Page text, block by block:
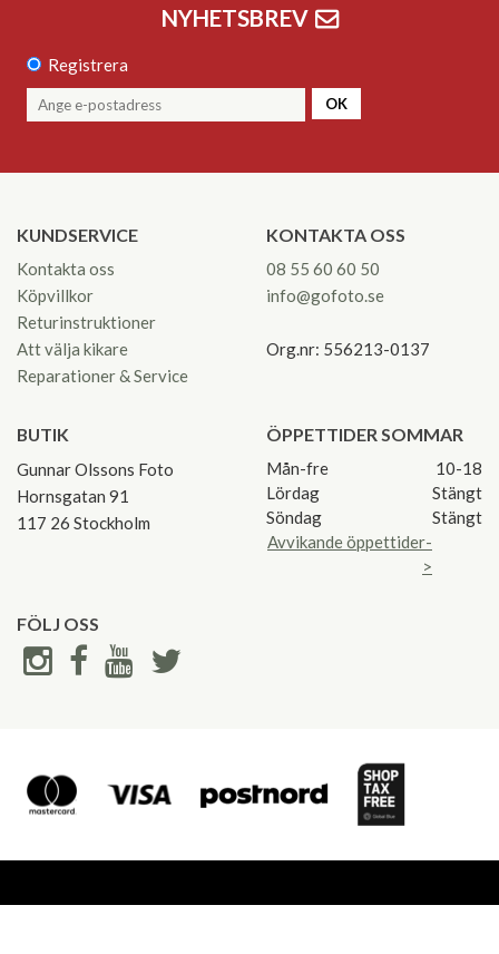
NYHETSBREV
Registrera
OK
KUNDSERVICE
Kontakta oss
Köpvillkor
Returinstruktioner
Att välja kikare
Reparationer & Service
KONTAKTA OSS
08 55 60 60 50
info@gofoto.se
Org.nr: 556213-0137
BUTIK
Gunnar Olssons Foto
Hornsgatan 91
117 26 Stockholm
ÖPPETTIDER SOMMAR
Mån-fre
10-18
Lördag
Stängt
Söndag
Stängt
Avvikande öppettider-
>
FÖLJ OSS